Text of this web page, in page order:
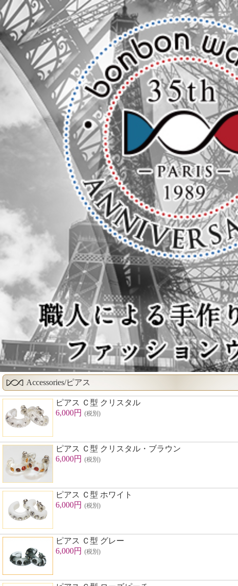
Accessories/ピアス
ピアス Ｃ型 クリスタル
6,000円 (税別)
ピアス Ｃ型 クリスタル・ブラウン
6,000円 (税別)
ピアス Ｃ型 ホワイト
6,000円 (税別)
ピアス Ｃ型 グレー
6,000円 (税別)